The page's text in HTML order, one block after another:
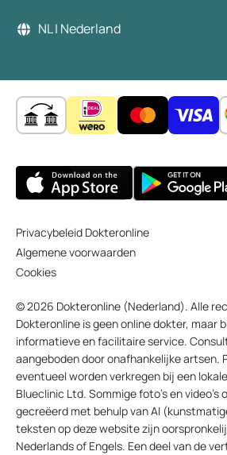
NL | Nederland
Privacybeleid Dokteronline
Algemene voorwaarden
Cookies
© 2026 Dokteronline (Nederland). Alle
Dokteronline is geen online dokter, maar
informatieve en facilitaire service.
aangeboden door onafhankelijke artsen.
eventueel worden verkregen bij een
Blueclinic Ltd. Sommige foto’s en video’s
gecreëerd met behulp van AI
teksten op deze website zijn
Nederlands of Engels. Een deel van de